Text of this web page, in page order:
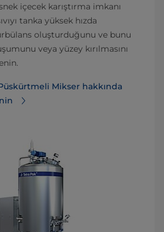
içecek karıştırma imkanı
tanka yüksek hızda
oluşturduğunu ve bunu
veya yüzey kırılmasını
Mikser hakkında